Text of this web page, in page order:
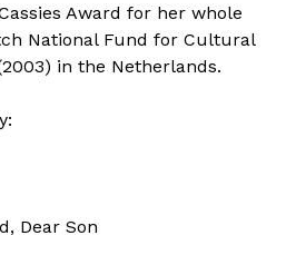
Award for her whole
National Fund for Cultural
in the Netherlands.
Dear Son